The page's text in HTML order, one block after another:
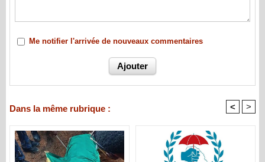
Me notifier l'arrivée de nouveaux commentaires
Dans la même rubrique : < >